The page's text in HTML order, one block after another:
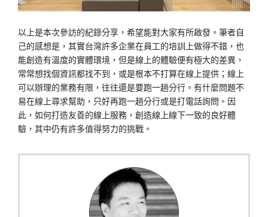
以上是本次參訪的紀錄分享，希望能對大家有所啟發。筆者自
己的感想是，其實台灣許多企業在員工的培訓上做得不錯，也
能創造有溫度的實體環境，但是線上的體驗便有極大的差異，
常常想找個資訊都找不到，或是根本不打算在線上提供；線上
可以辦理的業務有限，往往還是要跑一趟分行。有什麼問題不
易在線上尋求幫助，只好再跑一趟分行或是打電話詢問。因
此，如何打造友善的線上服務，創造線上線下一致的良好體
驗，其中仍有許多值得努力的挑戰。